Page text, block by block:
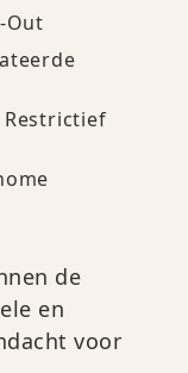
Out
Restrictief
de
en
voor